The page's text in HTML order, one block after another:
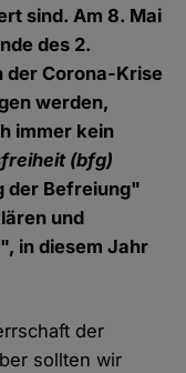
sind. Am 8. Mai
des 2.
der Corona-Krise
werden,
immer kein
(bfg)
der Befreiung"
und
in diesem Jahr
der
sollten wir